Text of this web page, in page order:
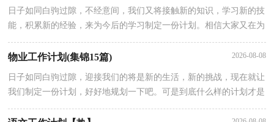
日子如同白驹过隙，不经意间，我们又将接触新的知识，学习新的技
能，积累新的经验，来为今后的学习制定一份计划。相信大家又在为
写计划犯愁了吧？以下是小编收集整理的个人教研工作计划，欢迎阅
物业工作计划(集锦15篇) 2026-08-08
日子如同白驹过隙，迎接我们的将是新的生活，新的挑战，现在就让
我们制定一份计划，好好地规划一下吧。可是到底什么样的计划才是